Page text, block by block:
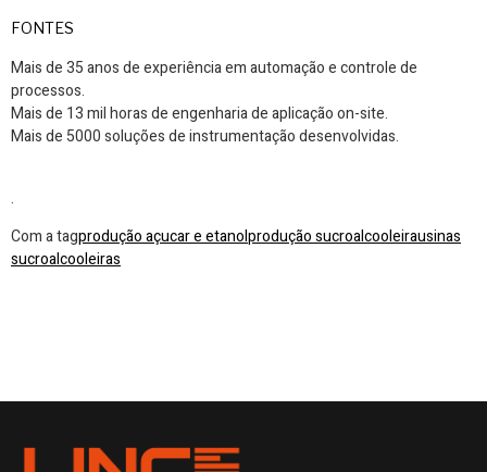
FONTES
Mais de 35 anos de experiência em automação e controle de
processos.
Mais de 13 mil horas de engenharia de aplicação on-site.
Mais de 5000 soluções de instrumentação desenvolvidas.
.
Com a tagprodução açucar e etanolprodução sucroalcooleirausinas
sucroalcooleiras